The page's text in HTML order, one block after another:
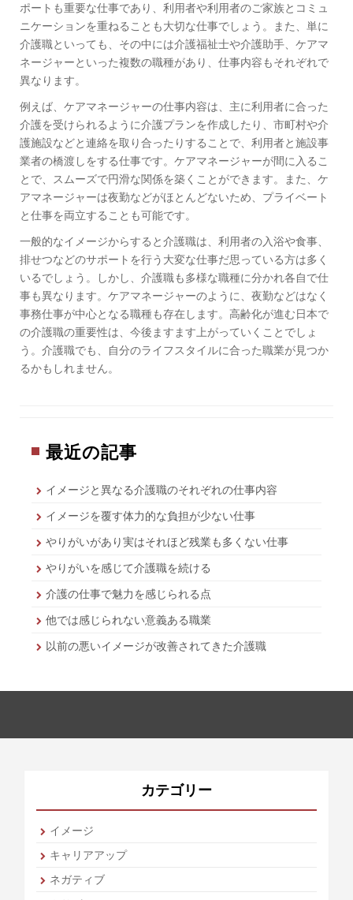
ポートも重要な仕事であり、利用者や利用者のご家族とコミュ
ニケーションを重ねることも大切な仕事でしょう。また、単に
介護職といっても、その中には介護福祉士や介護助手、ケアマ
ネージャーといった複数の職種があり、仕事内容もそれぞれで
異なります。
例えば、ケアマネージャーの仕事内容は、主に利用者に合った
介護を受けられるように介護プランを作成したり、市町村や介
護施設などと連絡を取り合ったりすることで、利用者と施設事
業者の橋渡しをする仕事です。ケアマネージャーが間に入るこ
とで、スムーズで円滑な関係を築くことができます。また、ケ
アマネージャーは夜勤などがほとんどないため、プライベート
と仕事を両立することも可能です。
一般的なイメージからすると介護職は、利用者の入浴や食事、
排せつなどのサポートを行う大変な仕事だ思っている方は多く
いるでしょう。しかし、介護職も多様な職種に分かれ各自で仕
事も異なります。ケアマネージャーのように、夜勤などはなく
事務仕事が中心となる職種も存在します。高齢化が進む日本で
の介護職の重要性は、今後ますます上がっていくことでしょ
う。介護職でも、自分のライフスタイルに合った職業が見つか
るかもしれません。
最近の記事
イメージと異なる介護職のそれぞれの仕事内容
イメージを覆す体力的な負担が少ない仕事
やりがいがあり実はそれほど残業も多くない仕事
やりがいを感じて介護職を続ける
介護の仕事で魅力を感じられる点
他では感じられない意義ある職業
以前の悪いイメージが改善されてきた介護職
カテゴリー
イメージ
キャリアアップ
ネガティブ